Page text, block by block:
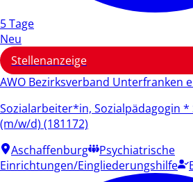
5 Tage
Neu
Stellenanzeige
AWO Bezirksverband Unterfranken
Sozialarbeiter*in, Sozialpädagogin *
(m/w/d) (181172)
Aschaffenburg
Psychiatrische
Einrichtungen/Eingliederungshilfe